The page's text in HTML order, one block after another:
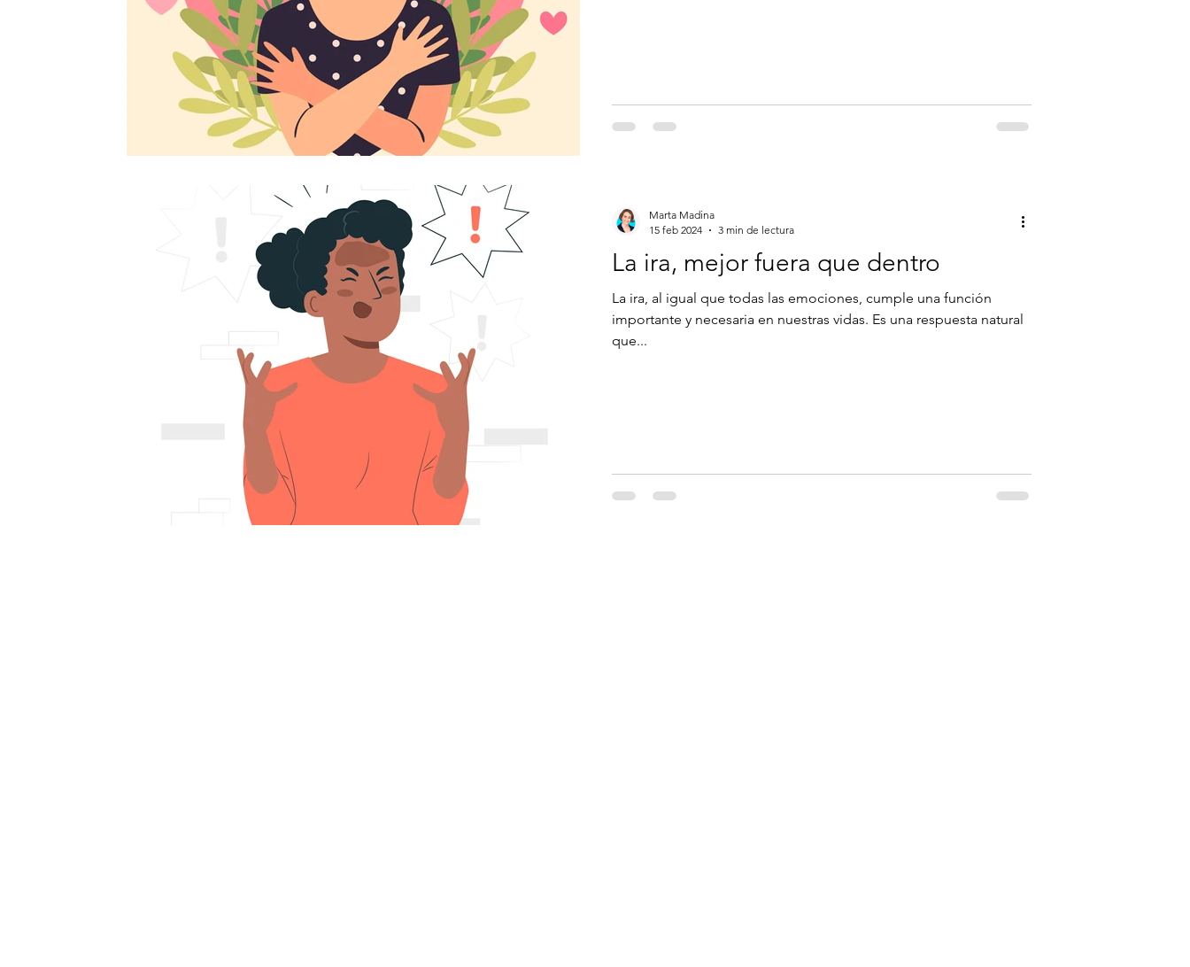
La ira, mejor fuera que dentro
La ira, al igual que todas las emociones, cumple una función
importante y necesaria en nuestras vidas. Es una respuesta natural
que...
Marta Madina
15 feb 2024
3 min de lectura